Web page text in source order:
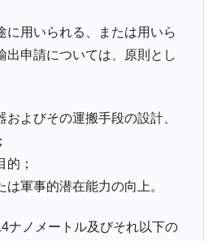
ズ挑戦の歴史。松山以前に最高位
打、最多の清原に次いで多く打っ
に用いられる、または用いら
出申請については、原則とし
およびその運搬手段の設計、
的；
は軍事的潜在能力の向上。
ナノメートル及びそれ以下の